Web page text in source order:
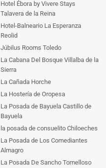
Hotel Ébora by Vivere Stays
Talavera de la Reina
Hotel-Balneario La Esperanza
Reolid
Júbilus Rooms Toledo
La Cabana Del Bosque Villalba de la
Sierra
La Cañada Horche
La Hostería de Oropesa
La Posada de Bayuela Castillo de
Bayuela
la posada de consuelito Chiloeches
La Posada de Los Comediantes
Almagro
La Posada De Sancho Tomelloso